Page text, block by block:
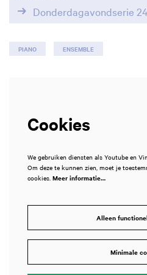
Donderdagavondserie
PIANO ENSEMBLE
Cookies
We gebruiken diensten als Youtube en
Om deze te kunnen zien, moet je
cookies. Meer informatie…
Alleen
Minimale